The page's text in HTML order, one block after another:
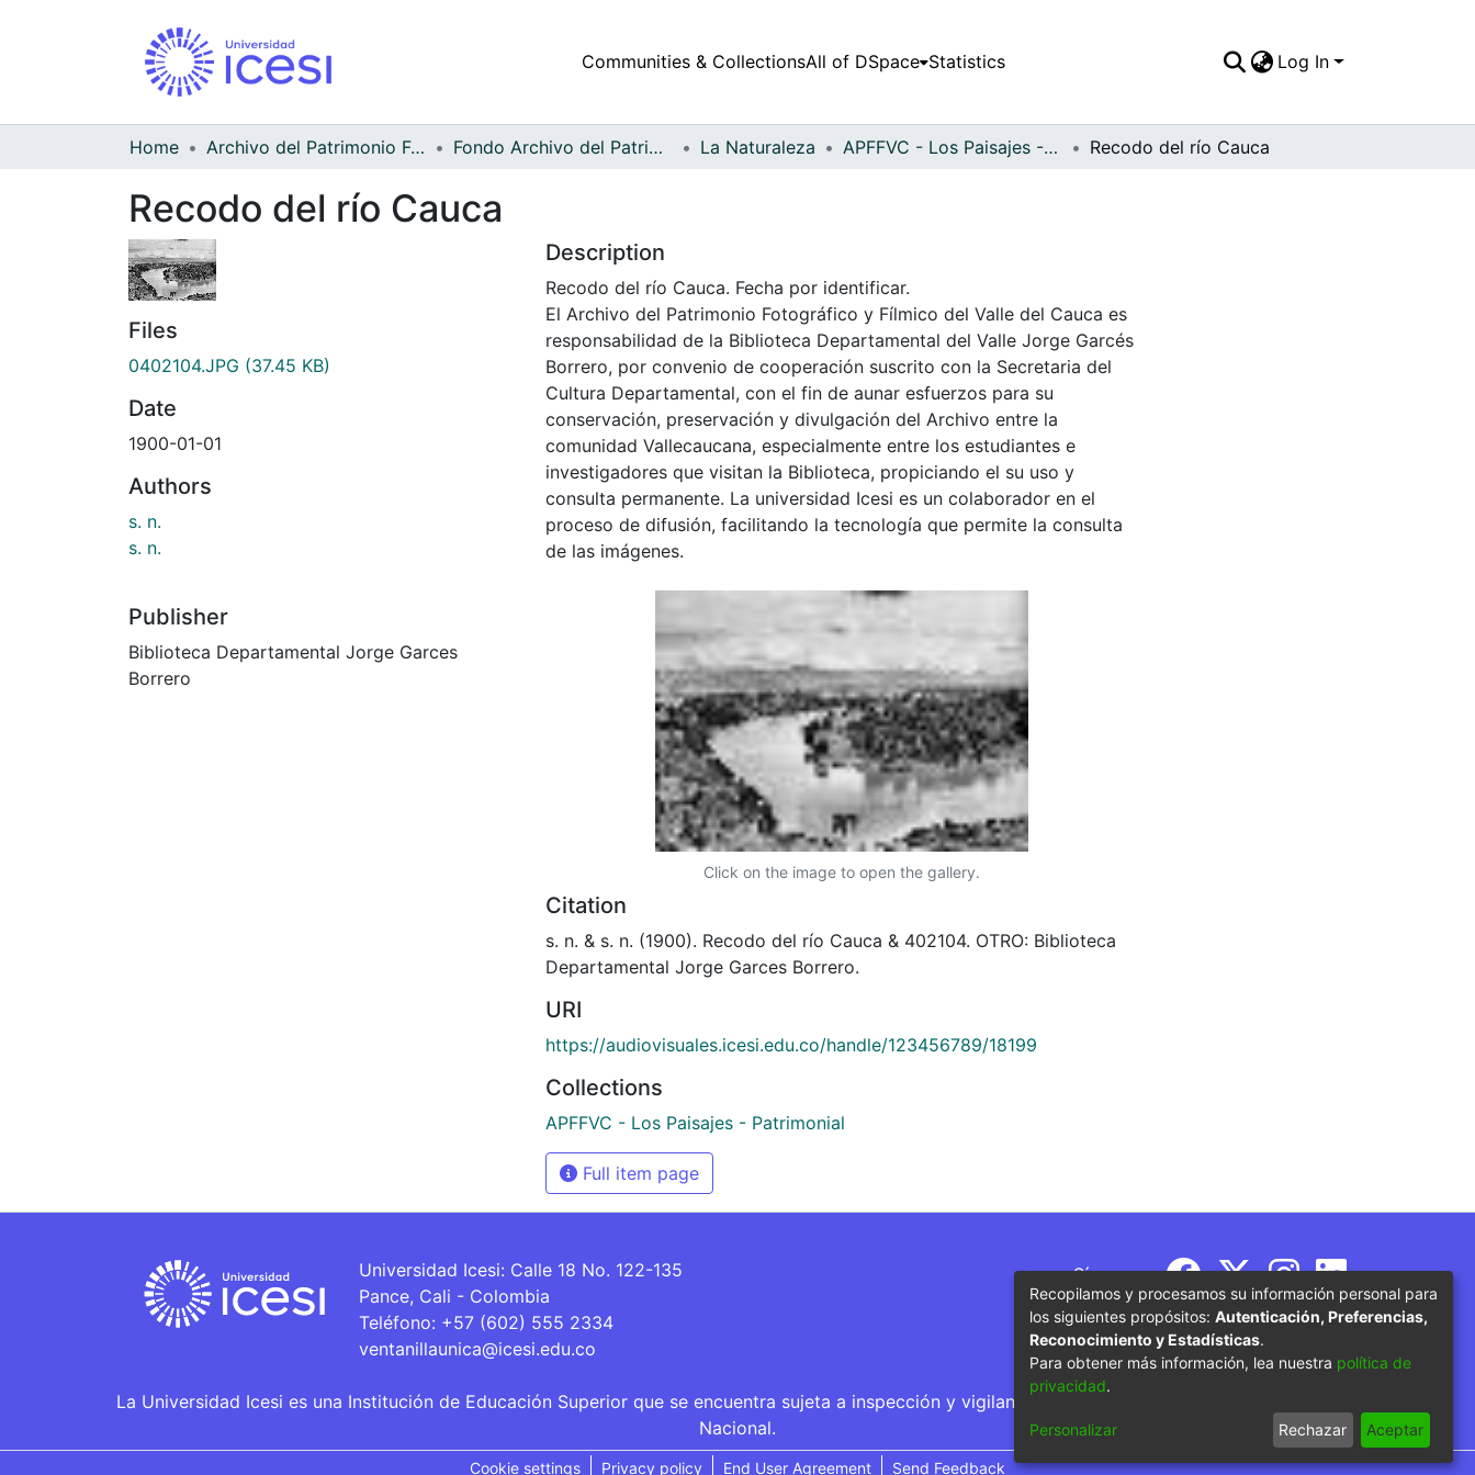
Communities & CollectionsAll of DSpace Statistics Log In
Home Archivo del Patrimonio Fotográfico y Fílmico del Valle del Cauca Fondo Archivo del Patrimonio Fotográfico y Fílmico del Valle del Cauca La Naturaleza APFFVC - Los Paisajes - Patrimonial Recodo del río Cauca
Recodo del río Cauca
Files
0402104.JPG (37.45 KB)
Date
1900-01-01
Authors
s. n.
s. n.
Publisher
Biblioteca Departamental Jorge Garces
Borrero
Description
Recodo del río Cauca. Fecha por identificar.
El Archivo del Patrimonio Fotográfico y Fílmico del Valle del Cauca es
responsabilidad de la Biblioteca Departamental del Valle Jorge Garcés
Borrero, por convenio de cooperación suscrito con la Secretaria del
Cultura Departamental, con el fin de aunar esfuerzos para su
conservación, preservación y divulgación del Archivo entre la
comunidad Vallecaucana, especialmente entre los estudiantes e
investigadores que visitan la Biblioteca, propiciando el su uso y
consulta permanente. La universidad Icesi es un colaborador en el
proceso de difusión, facilitando la tecnología que permite la consulta
de las imágenes.
Click on the image to open the gallery.
Citation
s. n. & s. n. (1900). Recodo del río Cauca & 402104. OTRO: Biblioteca
Departamental Jorge Garces Borrero.
URI
https://audiovisuales.icesi.edu.co/handle/123456789/18199
Collections
APFFVC - Los Paisajes - Patrimonial
Full item page
Universidad Icesi: Calle 18 No. 122-135
Pance, Cali - Colombia
Teléfono: +57 (602) 555 2334
ventanillaunica@icesi.edu.co
Síguenos
La Universidad Icesi es una Institución de Educación Superior que se encuentra sujeta a inspección y vigilancia por parte del Ministerio de Educación
Nacional.
Cookie settings Privacy policy End User Agreement Send Feedback
Recopilamos y procesamos su información personal para
los siguientes propósitos: Autenticación, Preferencias,
Reconocimiento y Estadísticas.
Para obtener más información, lea nuestra política de
privacidad.
Personalizar Rechazar Aceptar